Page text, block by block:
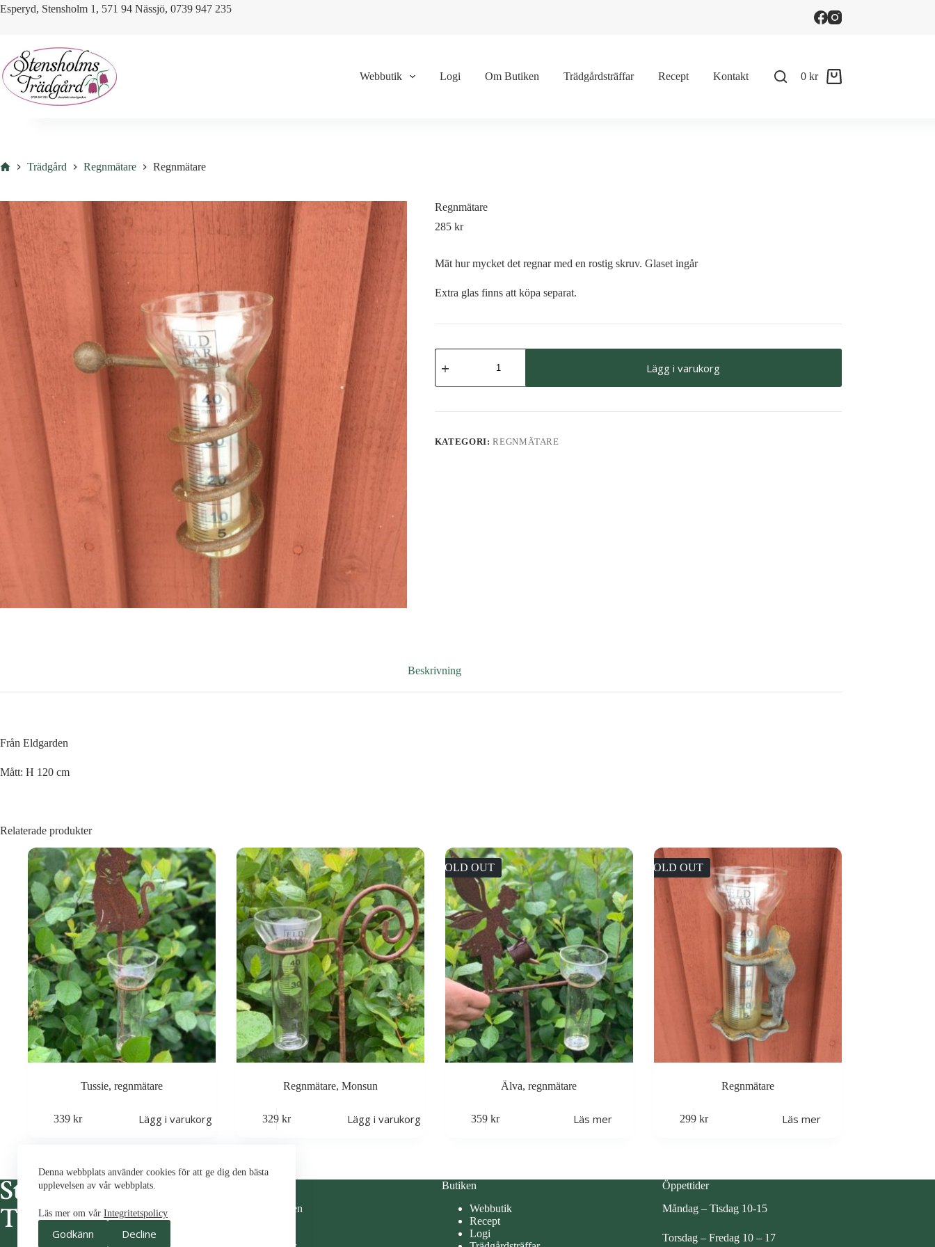
Skip
Denna webbplats använder cookies för att ge dig den bästa
upplevelsen av vår webbplats.
Läs mer om vår Integritetspolicy
Godkänn Decline
Esperyd, Stensholm 1, 571 94 Nässjö, 0739 947 235
Webbutik Logi Om Butiken Trädgårdsträffar Recept Kontakt
Shopping
0kr
HemTrädgård Regnmätare Regnmätare
Regnmätare
285 kr
Mät hur mycket det regnar med en rostig skruv. Glaset ingår
Extra glas finns att köpa separat.
Regnmätare
mängd
Lägg i varukorg
KATEGORI:REGNMÄTARE
Beskrivning
Från Eldgarden
Mått: H 120 cm
Relaterade produkter
Tussie, regnmätare
339 kr Lägg i varukorg
Regnmätare, Monsun
329 kr Lägg i varukorg
SOLD OUT
Älva, regnmätare
359 kr Läs mer
SOLD OUT
Regnmätare
299 kr Läs mer
Om Butiken
Butiken
Webbutik
Recept
Logi
Öppettider
Måndag – Tisdag 10-15
Torsdag – Fredag 10 – 17
Denna webbplats använder cookies för att ge dig den bästa
Läs mer om vår Integritetspolicy